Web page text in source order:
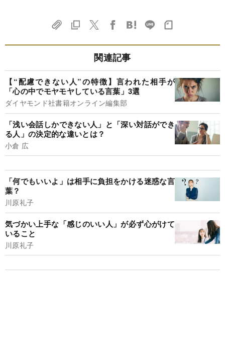
関連記事
【“配慮できない人”の特徴】言われた相手が
「心の中でモヤモヤしている言葉」3選
ダイヤモンド社書籍オンライン編集部
「浅い会話しかできない人」と「深い対話ができ
る人」の決定的な違いとは？
小倉 広
「何でもいいよ」は相手に負担をかける迷惑な言
葉？
川原礼子
気づかい上手な「感じのいい人」が必ず心がけて
いること
川原礼子